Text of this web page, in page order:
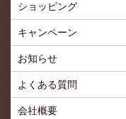
ショッピング
キャンペーン
お知らせ
よくある質問
会社概要